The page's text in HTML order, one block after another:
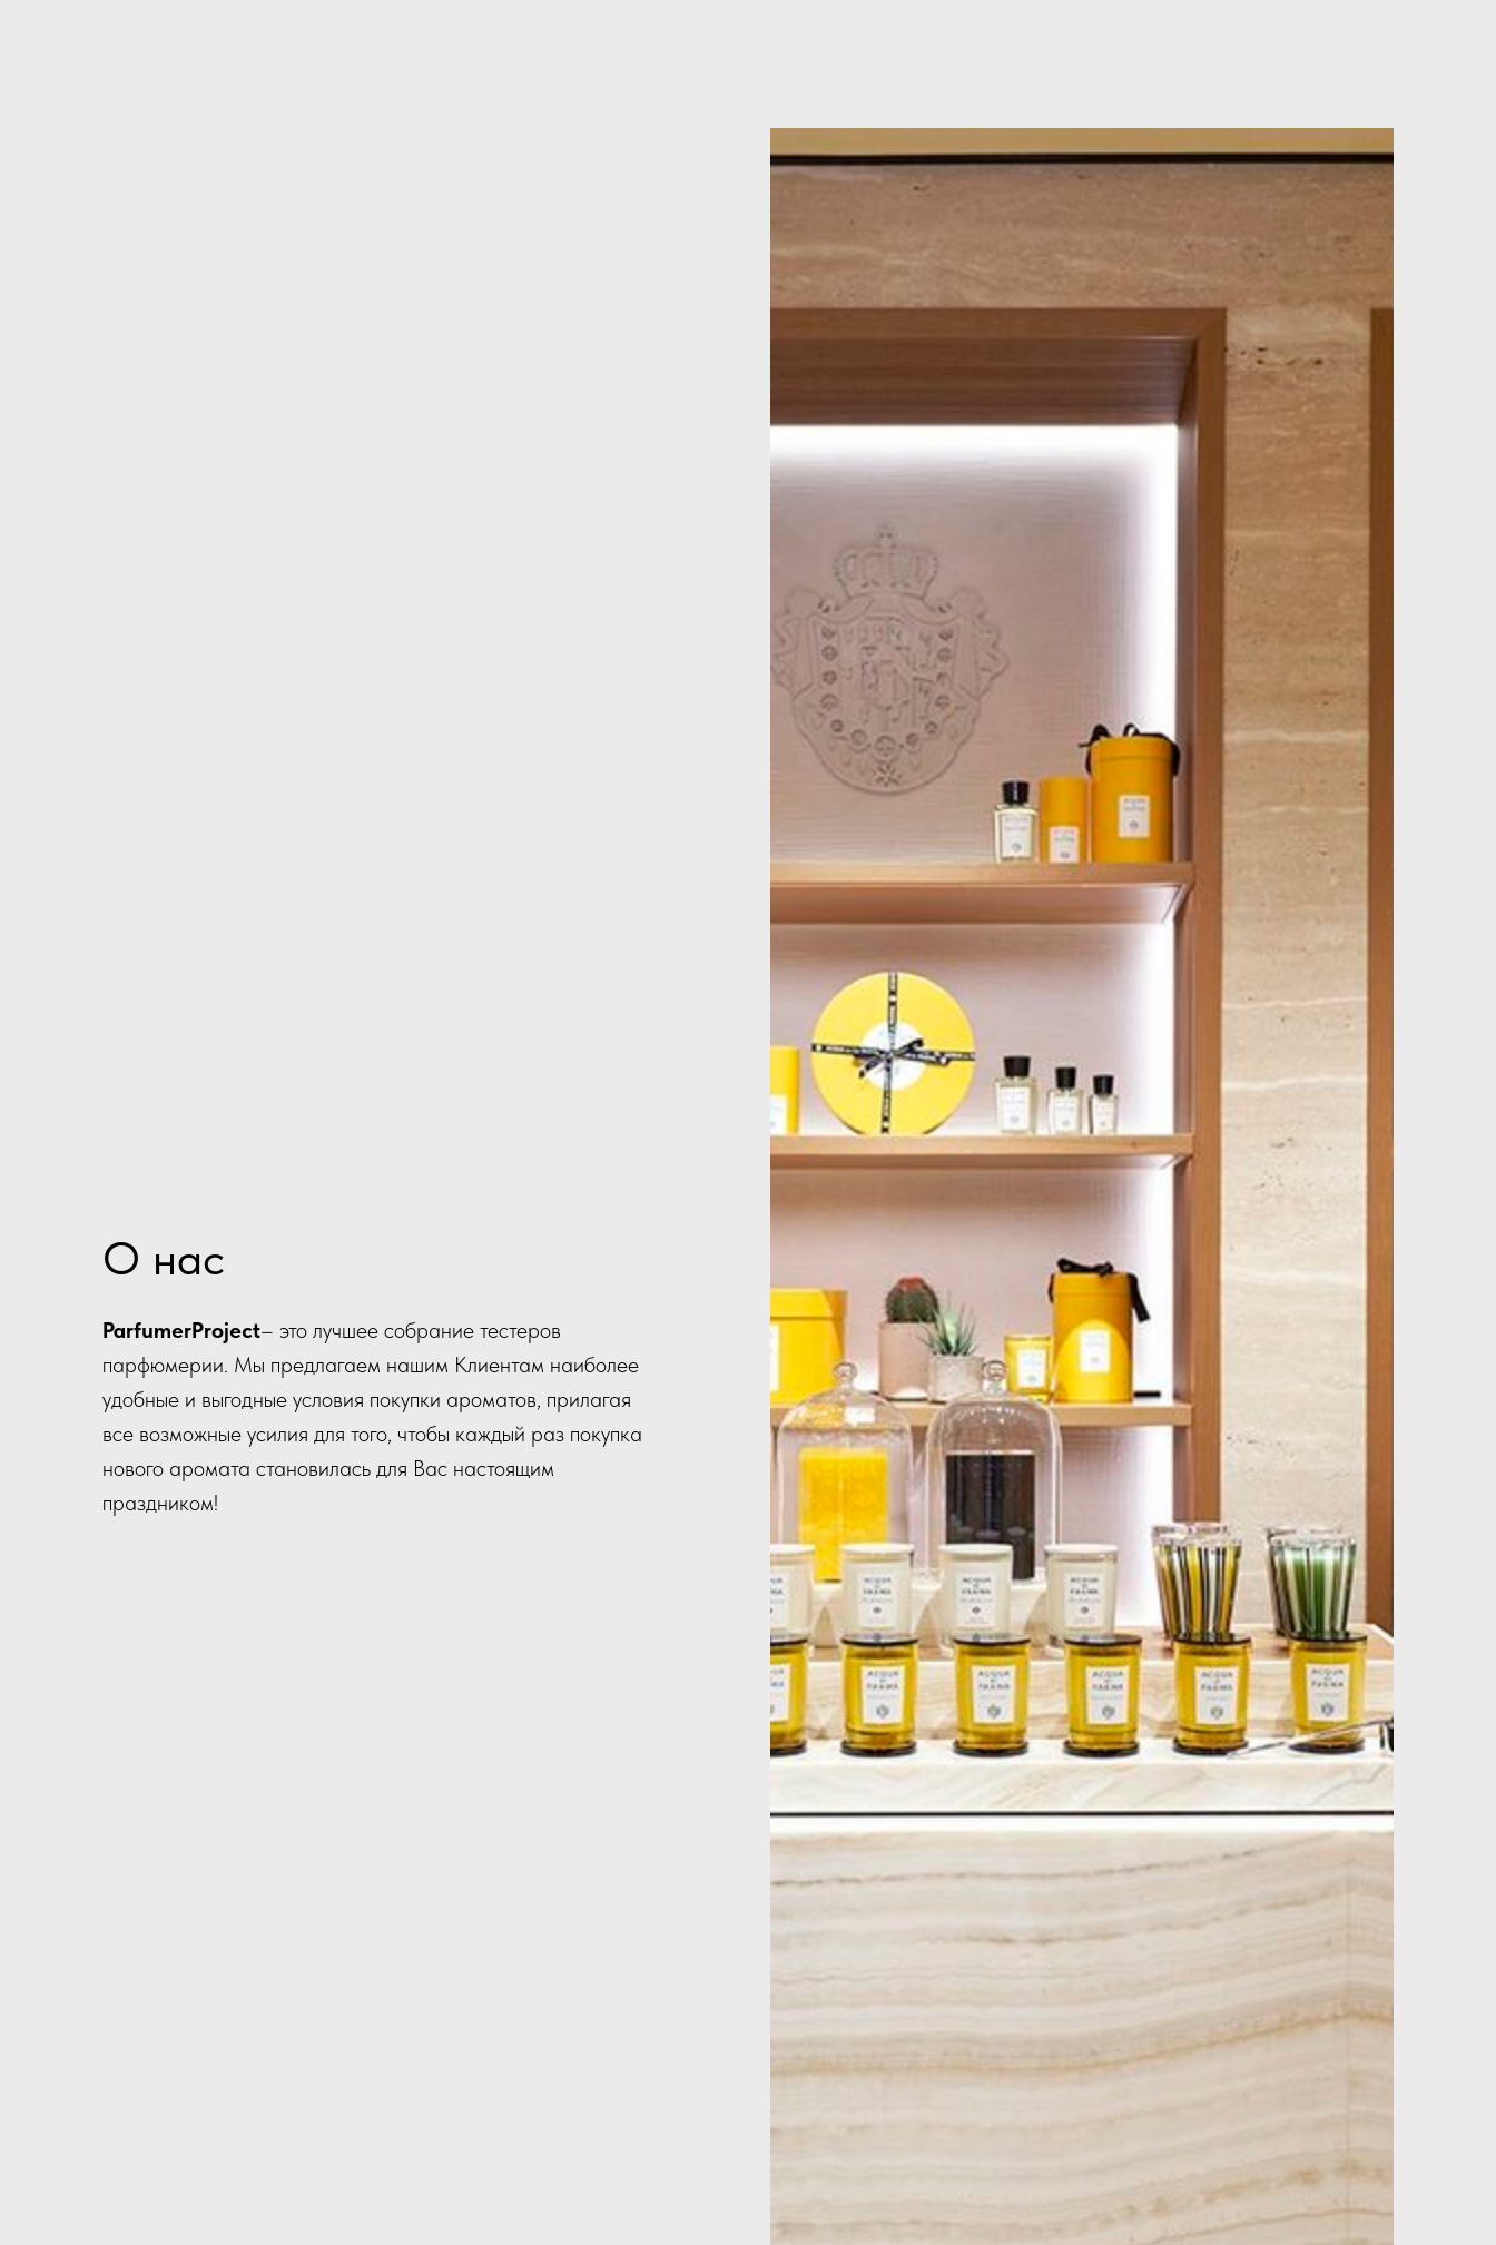
О нас
ParfumerProject– это лучшее собрание тестеров
парфюмерии. Мы предлагаем нашим Клиентам наиболее
удобные и выгодные условия покупки ароматов, прилагая
все возможные усилия для того, чтобы каждый раз покупка
нового аромата становилась для Вас настоящим
праздником!